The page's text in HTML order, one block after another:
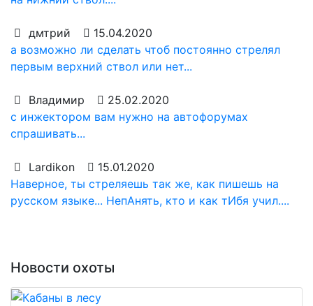
дмтрий
15.04.2020
а возможно ли сделать чтоб постоянно стрелял
первым верхний ствол или нет...
Владимир
25.02.2020
с инжектором вам нужно на автофорумах
спрашивать...
Lardikon
15.01.2020
Наверное, ты стреляешь так же, как пишешь на
русском языке... НепАнять, кто и как тИбя учил....
Новости охоты